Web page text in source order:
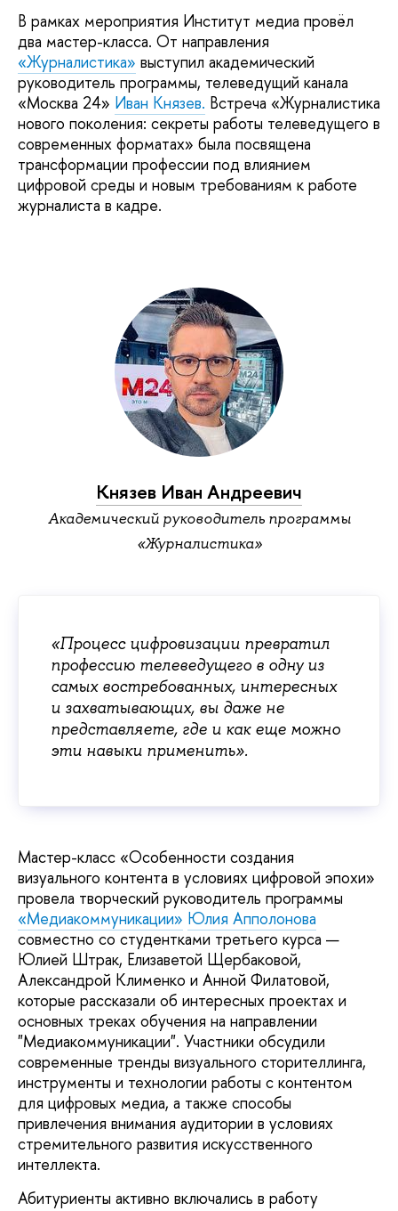
В рамках мероприятия Институт медиа провёл
два мастер-класса. От направления
«Журналистика» выступил академический
руководитель программы, телеведущий канала
«Москва 24» Иван Князев. Встреча «Журналистика
нового поколения: секреты работы телеведущего в
современных форматах» была посвящена
трансформации профессии под влиянием
цифровой среды и новым требованиям к работе
журналиста в кадре.
Князев Иван Андреевич
Академический руководитель программы
«Журналистика»
«Процесс цифровизации превратил
профессию телеведущего в одну из
самых востребованных, интересных
и захватывающих, вы даже не
представляете, где и как еще можно
эти навыки применить».
Мастер-класс «Особенности создания
визуального контента в условиях цифровой эпохи»
провела творческий руководитель программы
«Медиакоммуникации» Юлия Апполонова
совместно со студентками третьего курса —
Юлией Штрак, Елизаветой Щербаковой,
Александрой Клименко и Анной Филатовой,
которые рассказали об интересных проектах и
основных треках обучения на направлении
"Медиакоммуникации". Участники обсудили
современные тренды визуального сторителлинга,
инструменты и технологии работы с контентом
для цифровых медиа, а также способы
привлечения внимания аудитории в условиях
стремительного развития искусственного
интеллекта.
Абитуриенты активно включались в работу